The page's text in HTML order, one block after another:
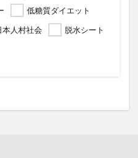
低糖質ダイエット
本人村社会 脱水シート